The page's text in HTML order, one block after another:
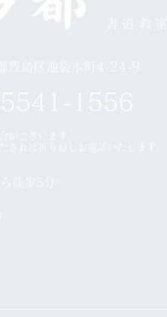
書道教室
島区池袋本町4-24-9
1556
がございます。
されば折り返しお電話いたします。
徒歩5分